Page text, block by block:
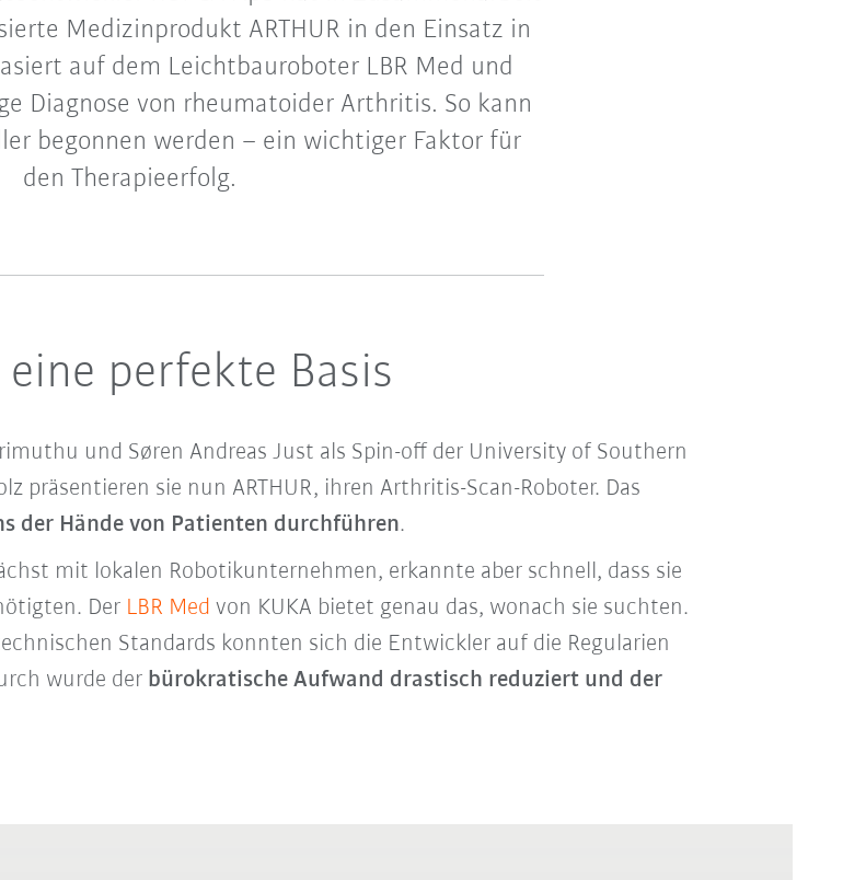
Medizinprodukt ARTHUR in den Einsatz in
auf dem Leichtbauroboter LBR Med und
Diagnose von rheumatoider Arthritis. So kann
begonnen werden – ein wichtiger Faktor für
den Therapieerfolg.
perfekte Basis
und Søren Andreas Just als Spin-off der University of Southern
präsentieren sie nun ARTHUR, ihren Arthritis-Scan-Roboter. Das
der Hände von Patienten durchführen.
mit lokalen Robotikunternehmen, erkannte aber schnell, dass sie
Der LBR Med von KUKA bietet genau das, wonach sie suchten.
Standards konnten sich die Entwickler auf die Regularien
wurde der bürokratische Aufwand drastisch reduziert und der